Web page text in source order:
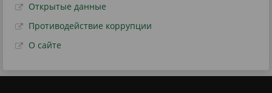
Открытые данные
Противодействие коррупции
О сайте